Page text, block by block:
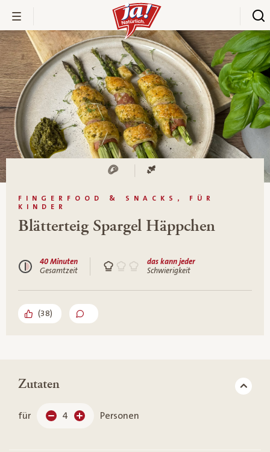
FINGERFOOD & SNACKS, FÜR
KINDER
Blätterteig Spargel Häppchen
40 Minuten
Gesamtzeit
das kann jeder
Schwierigkeit
(38)
Zutaten
für 4 Personen